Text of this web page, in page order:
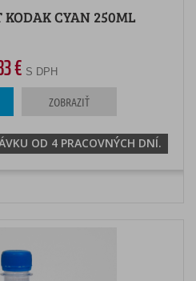
CYAN 250ML
€ S DPH
ZOBRAZIŤ
OD 4 PRACOVNÝCH DNÍ.